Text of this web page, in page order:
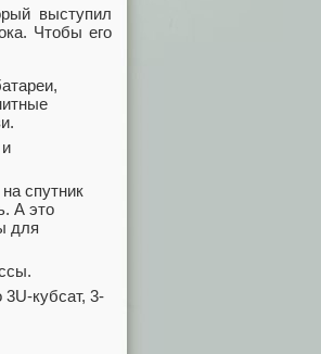
выступил
Чтобы его
спутник
А это
для
кубсат, 3-